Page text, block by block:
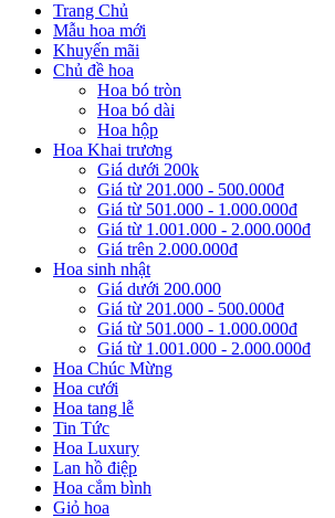
Trang Chủ
Mẫu hoa mới
Khuyến mãi
Chủ đề hoa
Hoa bó tròn
Hoa bó dài
Hoa hộp
Hoa Khai trương
Giá dưới 200k
Giá từ 201.000 - 500.000đ
Giá từ 501.000 - 1.000.000đ
Giá từ 1.001.000 - 2.000.000đ
Giá trên 2.000.000đ
Hoa sinh nhật
Giá dưới 200.000
Giá từ 201.000 - 500.000đ
Giá từ 501.000 - 1.000.000đ
Giá từ 1.001.000 - 2.000.000đ
Hoa Chúc Mừng
Hoa cưới
Hoa tang lễ
Tin Tức
Hoa Luxury
Lan hồ điệp
Hoa cắm bình
Giỏ hoa